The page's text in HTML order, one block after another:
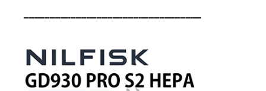
━━━━━━━━━━━━━━━━━━━━━━━━━━━━━━━━━━